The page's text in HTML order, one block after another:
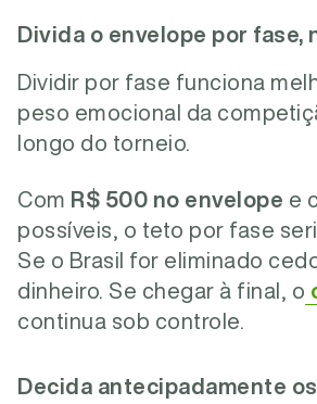
Divida o envelope por fase,
Dividir por fase funciona
peso emocional da
longo do torneio.
Com R$ 500 no envelope e
possíveis, o teto por fase
Se o Brasil for eliminado
dinheiro. Se chegar à final, o
continua sob controle.
Decida antecipadamente